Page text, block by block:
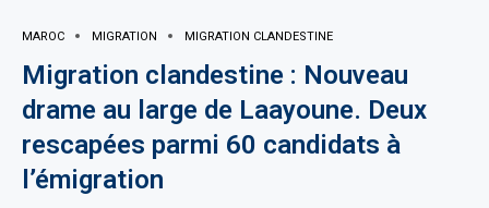
MAROC MIGRATION MIGRATION CLANDESTINE
Migration clandestine : Nouveau
drame au large de Laayoune. Deux
rescapées parmi 60 candidats à
l’émigration